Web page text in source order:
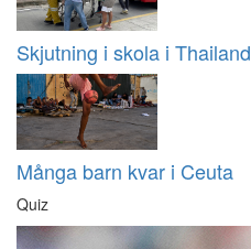
Skjutning i skola i Thailand
Många barn kvar i Ceuta
Quiz